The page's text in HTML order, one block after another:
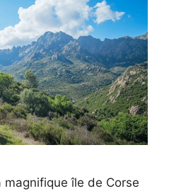
île de Corse